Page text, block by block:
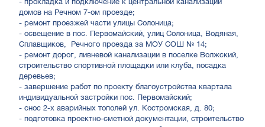
домов на Речном 7-ом проезде;
- ремонт проезжей части улицы Солоница;
- освещение в пос. Первомайский, улиц Солоница, Водяная,
Сплавщиков, Речного проезда за МОУ СОШ № 14;
- ремонт дорог, ливневой канализации в поселке Волжский,
строительство спортивной площадки или клуба, посадка
деревьев;
- завершение работ по проекту благоустройства квартала
индивидуальной застройки пос. Первомайский;
- снос 2-х аварийных тополей ул. Костромская, д. 80;
- подготовка проектно-сметной документации, строительство